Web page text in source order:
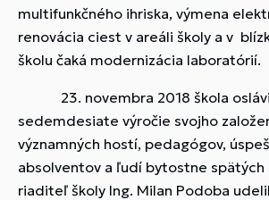
multifunkčného ihriska, výmena
renovácia ciest v areáli školy a v
školu čaká modernizácia laboratórií.
23. novembra 2018 škola
sedemdesiate výročie svojho
významných hostí, pedagógov,
absolventov a ľudí bytostne spätých
riaditeľ školy Ing. Milan Podoba